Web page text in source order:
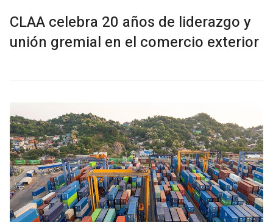
CLAA celebra 20 años de liderazgo y
unión gremial en el comercio exterior